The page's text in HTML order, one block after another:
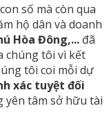
số mà còn qua
hộ dân và doanh
Hòa Đông,... đã
chúng tôi vì kết
tôi coi mỗi dự
xác tuyệt đối
yên tâm sở hữu tài